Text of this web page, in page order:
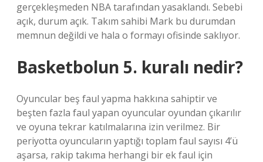
gerçekleşmeden NBA tarafından yasaklandı. Sebebi
açık, durum açık. Takım sahibi Mark bu durumdan
memnun değildi ve hala o formayı ofisinde saklıyor.
Basketbolun 5. kuralı nedir?
Oyuncular beş faul yapma hakkına sahiptir ve
beşten fazla faul yapan oyuncular oyundan çıkarılır
ve oyuna tekrar katılmalarına izin verilmez. Bir
periyotta oyuncuların yaptığı toplam faul sayısı 4’ü
aşarsa, rakip takıma herhangi bir ek faul için